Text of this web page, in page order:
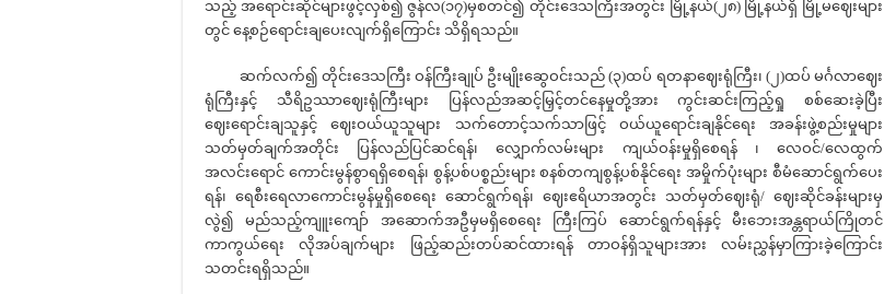
သည့် အရောင်းဆိုင်များဖွင့်လှစ်၍ ဇွန်လ(၁၇)မှစတင်၍ တိုင်းဒေသကြီးအတွင်း မြို့နယ်(၂၈) မြို့နယ်ရှိ မြို့မဈေးများ
တွင် နေ့စဉ်ရောင်းချပေးလျက်ရှိကြောင်း သိရှိရသည်။
ဆက်လက်၍ တိုင်းဒေသကြီး ဝန်ကြီးချုပ် ဦးမျိုးဆွေဝင်းသည် (၃)ထပ် ရတနာဈေးရုံကြီး၊ (၂)ထပ် မင်္ဂလာဈေး
ရုံကြီးနှင့် သီရိဥဿာဈေးရုံကြီးများ ပြန်လည်အဆင့်မြှင့်တင်နေမှုတို့အား ကွင်းဆင်းကြည့်ရှု စစ်ဆေးခဲ့ပြီး
ဈေးရောင်းချသူနှင့် ဈေးဝယ်ယူသူများ သက်တောင့်သက်သာဖြင့် ဝယ်ယူရောင်းချနိုင်ရေး အခန်းဖွဲ့စည်းမှုများ
သတ်မှတ်ချက်အတိုင်း ပြန်လည်ပြင်ဆင်ရန်၊ လျှောက်လမ်းများ ကျယ်ဝန်းမှုရှိစေရန် ၊ လေဝင်/လေထွက်
အလင်းရောင် ကောင်းမွန်စွာရရှိစေရန်၊ စွန့်ပစ်ပစ္စည်းများ စနစ်တကျစွန့်ပစ်နိုင်ရေး အမှိုက်ပုံးများ စီမံဆောင်ရွက်ပေး
ရန်၊ ရေစီးရေလာကောင်းမွန်မှုရှိစေရေး ဆောင်ရွက်ရန်၊ ဈေးဧရိယာအတွင်း သတ်မှတ်ဈေးရုံ/ ဈေးဆိုင်ခန်းများမှ
လွဲ၍ မည်သည့်ကျူးကျော် အဆောက်အဦမှမရှိစေရေး ကြီးကြပ် ဆောင်ရွက်ရန်နှင့် မီးဘေးအန္တရာယ်ကြိုတင်
ကာကွယ်ရေး လိုအပ်ချက်များ ဖြည့်ဆည်းတပ်ဆင်ထားရန် တာဝန်ရှိသူများအား လမ်းညွှန်မှာကြားခဲ့ကြောင်း
သတင်းရရှိသည်။